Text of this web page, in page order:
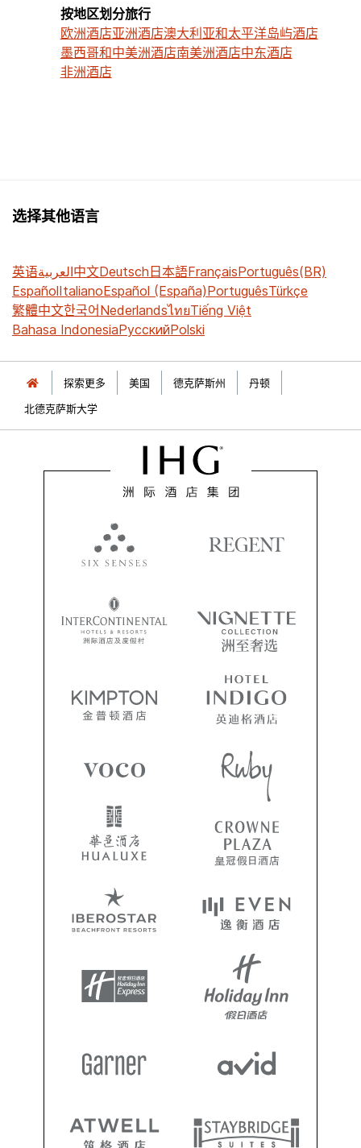
按地区划分旅行
欧洲酒店亚洲酒店澳大利亚和太平洋岛屿酒店
墨西哥和中美洲酒店南美洲酒店中东酒店
非洲酒店
选择其他语言
英语العربية中文Deutsch日本語FrançaisPortuguês(BR)
EspañolItalianoEspañol (España)PortuguêsTürkçe
繁體中文한국어NederlandsไทยTiếng Việt
Bahasa IndonesiaРусскийPolski
探索更多 美国 德克萨斯州
丹顿
北德克萨斯大学